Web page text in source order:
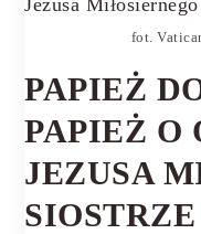
fot.
PAPIEŻ
PAPIEŻ O
JEZUSA